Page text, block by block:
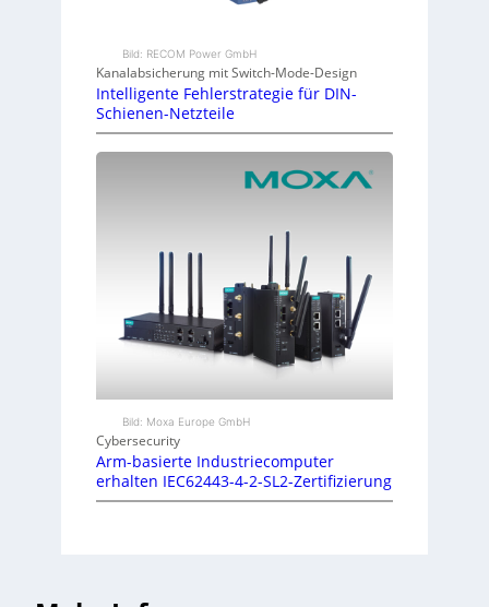
Bild: RECOM Power GmbH
Kanalabsicherung mit Switch-Mode-Design
Intelligente Fehlerstrategie für DIN-
Schienen-Netzteile
Bild: Moxa Europe GmbH
Cybersecurity
Arm-basierte Industriecomputer
erhalten IEC62443-4-2-SL2-Zertifizierung